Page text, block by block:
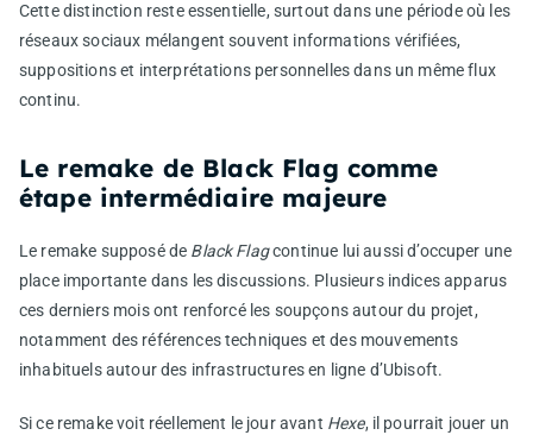
Cette distinction reste essentielle, surtout dans une période où les
réseaux sociaux mélangent souvent informations vérifiées,
suppositions et interprétations personnelles dans un même flux
continu.
Le remake de Black Flag comme
étape intermédiaire majeure
Le remake supposé de Black Flagcontinue lui aussi d’occuper une
place importante dans les discussions. Plusieurs indices apparus
ces derniers mois ont renforcé les soupçons autour du projet,
notamment des références techniques et des mouvements
inhabituels autour des infrastructures en ligne d’Ubisoft.
Si ce remake voit réellement le jour avant Hexe, il pourrait jouer un